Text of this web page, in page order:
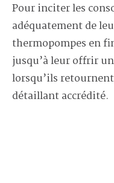
Pour inciter les
adéquatement de
thermopompes en
jusqu’à leur offrir
lorsqu’ils
détaillant accrédité.